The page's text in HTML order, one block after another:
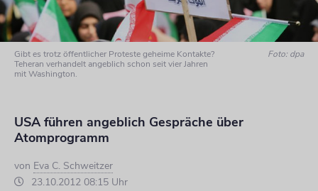
Gibt es trotz öffentlicher Proteste geheime Kontakte?
Teheran verhandelt angeblich schon seit vier Jahren
mit Washington.
Foto: dpa
USA führen angeblich Gespräche über
Atomprogramm
von Eva C. Schweitzer
23.10.2012 08:15 Uhr